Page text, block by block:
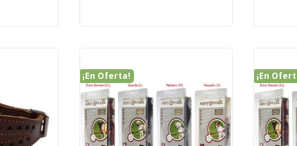
¡En Oferta! ¡En